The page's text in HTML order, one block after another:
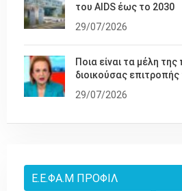
του AIDS έως το 2030
29/07/2026
Ποια είναι τα μέλη
διοικούσας επιτροπής
29/07/2026
Ε.Ε.ΦΑ.Μ ΠΡΟΦΊΛ